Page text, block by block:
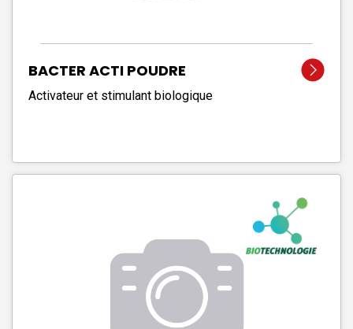
BACTER ACTI POUDRE
Activateur et stimulant biologique